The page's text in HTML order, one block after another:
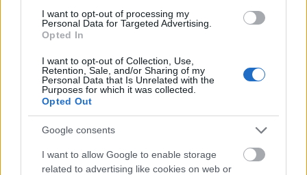
I want to opt-out of processing my
Personal Data for Targeted Advertising.
Opted In
I want to opt-out of Collection, Use,
Retention, Sale, and/or Sharing of my
Personal Data that Is Unrelated with the
Purposes for which it was collected.
Opted Out
Google consents
I want to allow Google to enable storage
related to advertising like cookies on web or
Κύθηρα, Σκιάθο, Χίο, Μήλο, Νάξο, Κέρκυρα, Κω,
Κεφαλονιά, Αλεξανδρούπολη, Μυτιλήνη, Σάμο,
σταθμό το αεροδρόμιο της Θεσσαλονίκης προς
Κέρκυρα, Χίο, Σάμο Μυτιλήνη και Σκύρο. Επίσης,
τα ελληνικά νησιά είναι κερδισμένα και με τη νέα
συμφωνία των Air France και KLM με την Sky
Express!